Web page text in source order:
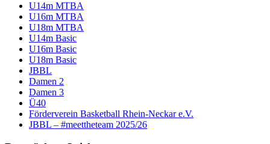
U14m MTBA
U16m MTBA
U18m MTBA
U14m Basic
U16m Basic
U18m Basic
JBBL
Damen 2
Damen 3
Ü40
Förderverein Basketball Rhein-Neckar e.V.
JBBL – #meettheteam 2025/26